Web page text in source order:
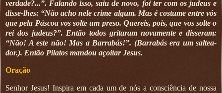
verdade?...”. Falando isso, saiu de novo, foi ter com os judeus e
disse-lhes: “Não acho nele crime algum. Mas é costume entre vós
que pela Páscoa vos solte um preso. Quereis, pois, que vos solte o
rei dos judeus?”. Então todos gritaram novamente e disseram:
“Não! A este não! Mas a Barrabás!”. (Barrabás era um saltea­
dor.). Então Pilatos mandou açoitar Jesus.
Oração
Senhor Jesus! Inspira em cada um de nós a consciência de nossa